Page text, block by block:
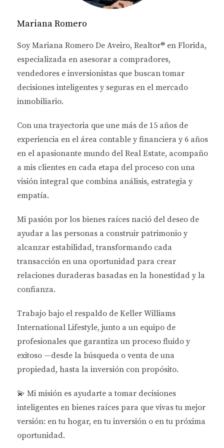
por ende, en tu inversión. Es crucial entender estos
riesgos antes de lanzarse al mercado. En este
que debes considerar para proteger tu inversión y
asegurar un futuro próspero.
FACTORES QUE AFECTAN EL
MERCADO INMOBILIARIO EN
FLORIDA
Economía y Empleo
La economía de Florida es diversa y dinámica, pero
también puede ser volátil. La tasa de empleo es un
indicador clave que afecta directamente al mercado
personas se mudan a Florida en busca de
oportunidades laborales, lo que aumenta la
demanda de viviendas. Sin embargo, durante una
recesión económica, esta demanda puede disminuir
drásticamente.
Florida atrae a una población diversa, desde
jubilados hasta jóvenes profesionales. Esta mezcla
demográfica crea tendencias únicas que pueden
afectar el mercado inmobiliario. Por ejemplo, el
aumento de la población latina ha generado una
mayor demanda por propiedades que ofrezcan
características específicas como cercanía a
comunidades hispanas o servicios culturales.
Política y Regulaciones
Mariana Romero
Soy Mariana Romero De Aveiro, Realtor® en Florida,
especializada en asesorar a compradores,
vendedores e inversionistas que buscan tomar
decisiones inteligentes y seguras en el mercado
inmobiliario.
Con una trayectoria que une más de 15 años de
experiencia en el área contable y financiera y 6 años
en el apasionante mundo del Real Estate, acompaño
a mis clientes en cada etapa del proceso con una
visión integral que combina análisis, estrategia y
empatía.
Mi pasión por los bienes raíces nació del deseo de
ayudar a las personas a construir patrimonio y
alcanzar estabilidad, transformando cada
transacción en una oportunidad para crear
relaciones duraderas basadas en la honestidad y la
confianza.
Trabajo bajo el respaldo de Keller Williams
International Lifestyle, junto a un equipo de
profesionales que garantiza un proceso fluido y
exitoso —desde la búsqueda o venta de una
propiedad, hasta la inversión con propósito.
💫 Mi misión es ayudarte a tomar decisiones
inteligentes en bienes raíces para que vivas tu mejor
versión: en tu hogar, en tu inversión o en tu próxima
oportunidad.